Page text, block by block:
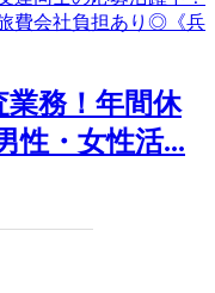
務！年間休
性・女性活...